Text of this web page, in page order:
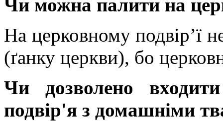
Чи можна палити на
На церковному подвір’ї
(ґанку церкви), бо
Чи дозволено
подвір'я з домашніми